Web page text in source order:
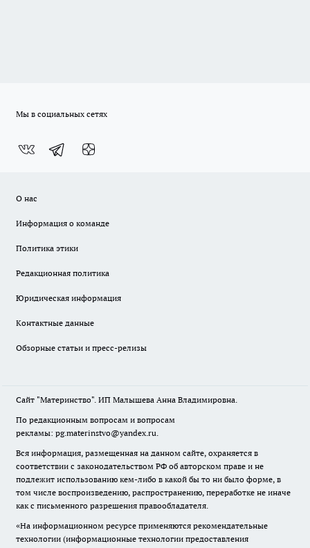
Мы в социальных сетях
О нас
Информация о команде
Политика этики
Редакционная политика
Юридическая информация
Контактные данные
Обзорные статьи и пресс-релизы
Сайт "Материнство". ИП Малышева Анна Владимировна.
По редакционным вопросам и вопросам
рекламы: pg.materinstvo@yandex.ru.
Вся информация, размещенная на данном сайте, охраняется в
соответствии с законодательством РФ об авторском праве и не
подлежит использованию кем-либо в какой бы то ни было форме, в
том числе воспроизведению, распространению, переработке не иначе
как с письменного разрешения правообладателя.
«На информационном ресурсе применяются рекомендательные
технологии (информационные технологии предоставления